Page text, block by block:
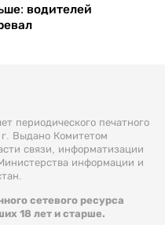
водителей
периодического печатного
Выдано Комитетом
связи, информатизации
информации и
сетевого ресурса
18 лет и старше.